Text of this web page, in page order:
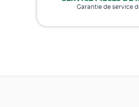
Garantie de service